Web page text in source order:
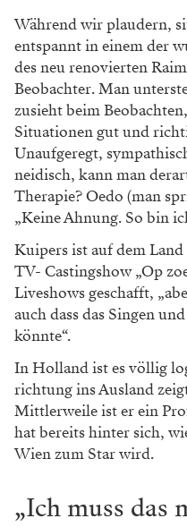
Während wir plaudern,
entspannt in einem der
des neu renovierten
Beobachter. Man
zusieht beim
Situationen gut und
Unaufgeregt,
neidisch, kann man
Therapie? Oedo (man
„Keine Ahnung. So bin
Kuipers ist auf dem Land
TV- Castingshow „Op
Liveshows geschafft,
auch dass das Singen
könnte“.
In Holland ist es völlig
richtung ins Ausland
Mittlerweile ist er ein
hat bereits hinter sich,
Wien zum Star wird.
„Ich muss das